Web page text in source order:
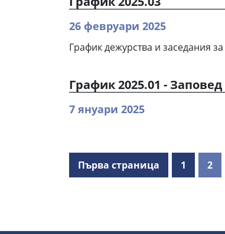
26 февруари 2025
График дежурства и заседания
График 2025.01 -
7 януари 2025
Първа страница 1 2